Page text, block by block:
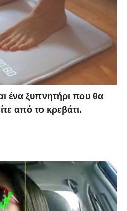
ένα ξυπνητήρι που θα
από το κρεβάτι.